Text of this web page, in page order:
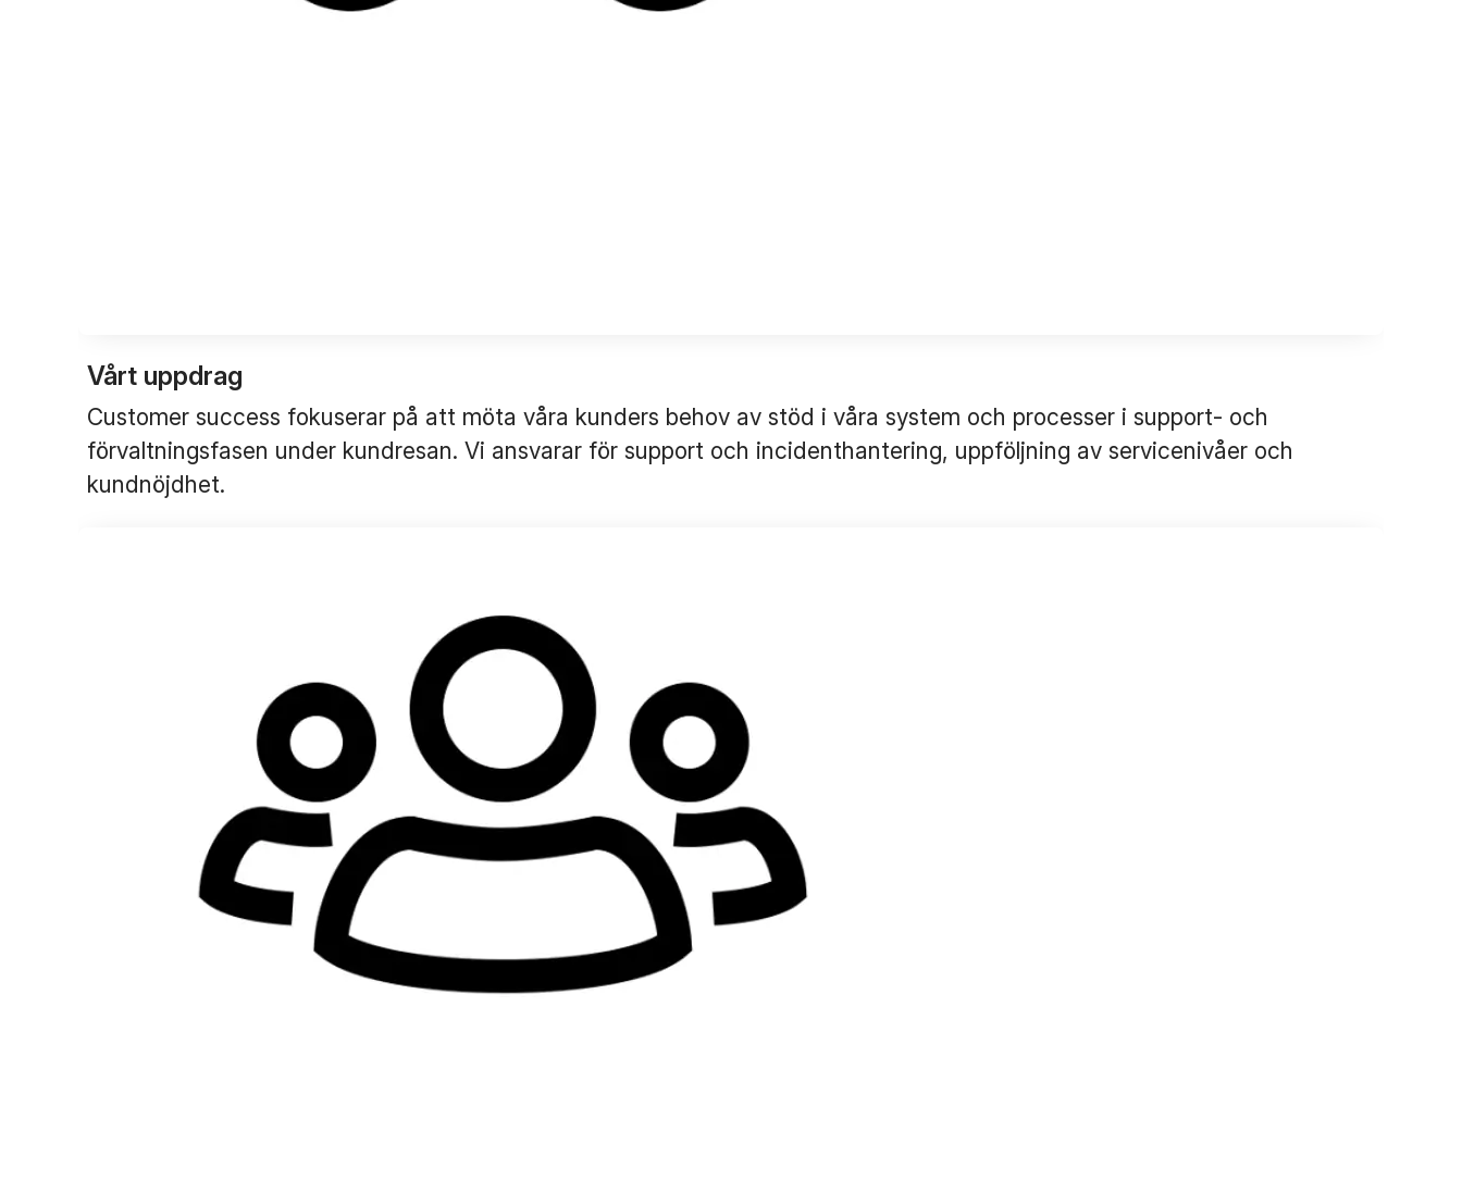
Vårt uppdrag
Customer success fokuserar på att möta våra kunders behov av stöd i våra system och processer i support- och
förvaltningsfasen under kundresan. Vi ansvarar för support och incidenthantering, uppföljning av servicenivåer och
kundnöjdhet.